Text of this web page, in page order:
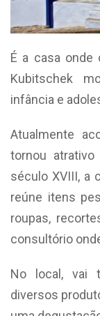
É a casa onde
Kubitschek
infância e
Atualmente
tornou
século XVIII, a
reúne itens
roupas,
consultório
No local, vai
diversos